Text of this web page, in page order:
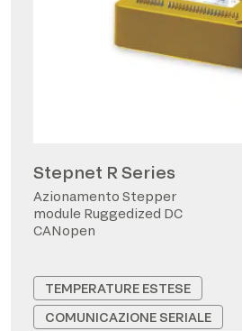
Stepnet R Series
Azionamento Stepper
module Ruggedized DC
CANopen
TEMPERATURE ESTESE
COMUNICAZIONE SERIALE